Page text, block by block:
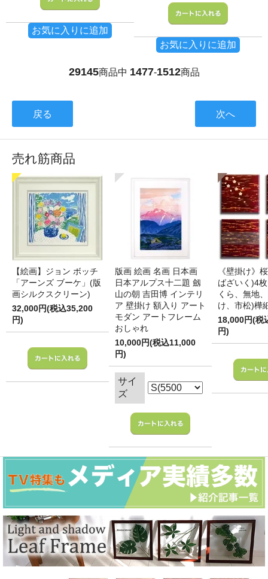
お気に入りに追加
お気に入りに追加
29145商品中 1477-1512商品
戻る 次へ
売れ筋商品
【絵画】ジョン ボッチ
「アーンズ ブーケ」(版
画シルクスクリーン)
32,000円(税込35,200
円)
版画 絵画 名画 日本画
日本アルプス十二題 劔
山の朝 吉田博 インテリ
ア 壁掛け 額入り アート
モダン アートフレーム
おしゃれ
10,000円(税込11,000
円)
サイ
ズ
《壁掛け》
ばざいく)4
くら、無地
け、市松)樺
18,000円(税
円)